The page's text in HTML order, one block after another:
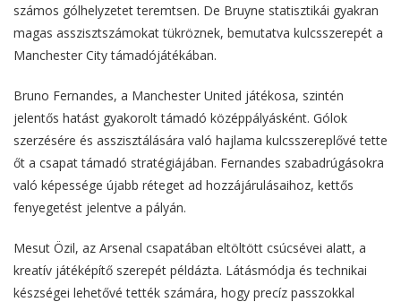
számos gólhelyzetet teremtsen. De Bruyne statisztikái gyakran
magas asszisztszámokat tükröznek, bemutatva kulcsszerepét a
Manchester City támadójátékában.
Bruno Fernandes, a Manchester United játékosa, szintén
jelentős hatást gyakorolt támadó középpályásként. Gólok
szerzésére és asszisztálására való hajlama kulcsszereplővé tette
őt a csapat támadó stratégiájában. Fernandes szabadrúgásokra
való képessége újabb réteget ad hozzájárulásaihoz, kettős
fenyegetést jelentve a pályán.
Mesut Özil, az Arsenal csapatában eltöltött csúcsévei alatt, a
kreatív játéképítő szerepét példázta. Látásmódja és technikai
készségei lehetővé tették számára, hogy precíz passzokkal